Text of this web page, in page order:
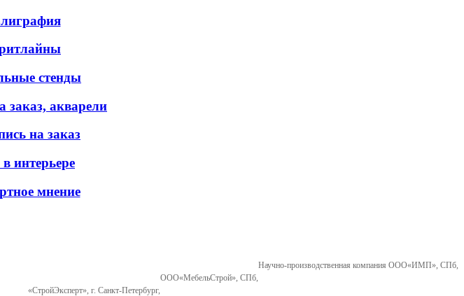
стенды
заказ, акварели
на заказ
интерьере
мнение
Научно-производственная компания ООО«ИМП», СПб,
ООО«МебельСтрой», СПб,
«СтройЭксперт», г. Санкт-Петербург,